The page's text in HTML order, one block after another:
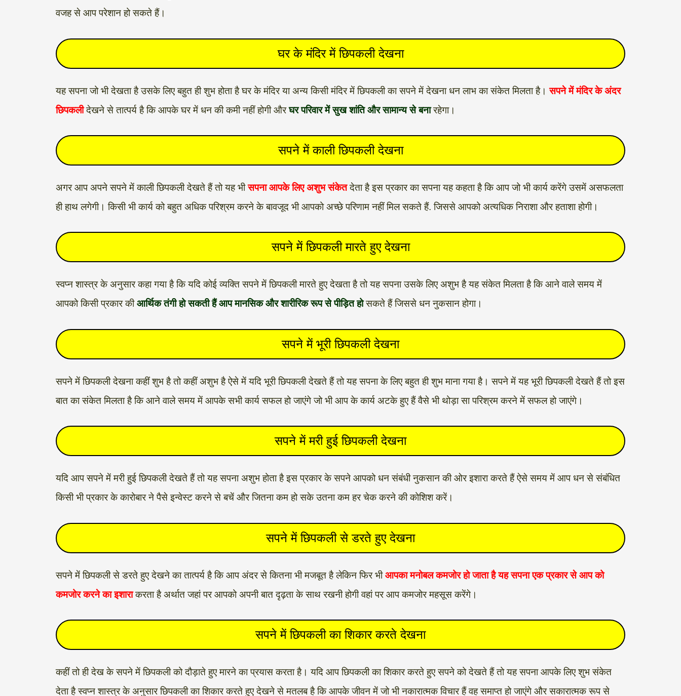
वजह से आप परेशान हो सकते हैं।
घर के मंदिर में छिपकली देखना
यह सपना जो भी देखता है उसके लिए बहुत ही शुभ होता है घर के मंदिर या अन्य किसी मंदिर में छिपकली का सपने में देखना धन लाभ का संकेत मिलता है। सपने में मंदिर के अंदर
छिपकलीदेखने से तात्पर्य है कि आपके घर में धन की कमी नहीं होगी औरघर परिवार में सुख शांति और सामान्य से बनारहेगा।
सपने में काली छिपकली देखना
अगर आप अपने सपने में काली छिपकली देखते हैं तो यह भीसपना आपके लिए अशुभ संकेतदेता है इस प्रकार का सपना यह कहता है कि आप जो भी कार्य करेंगे उसमें असफलता
ही हाथ लगेगी। किसी भी कार्य को बहुत अधिक परिश्रम करने के बावजूद भी आपको अच्छे परिणाम नहीं मिल सकते हैं. जिससे आपको अत्यधिक निराशा और हताशा होगी।
सपने में छिपकली मारते हुए देखना
स्वप्न शास्त्र के अनुसार कहा गया है कि यदि कोई व्यक्ति सपने में छिपकली मारते हुए देखता है तो यह सपना उसके लिए अशुभ है यह संकेत मिलता है कि आने वाले समय में
आपको किसी प्रकार कीआर्थिक तंगी हो सकती हैं आप मानसिक और शारीरिक रूप से पीड़ित होसकते हैं जिससे धन नुकसान होगा।
सपने में भूरी छिपकली देखना
सपने में छिपकली देखना कहीं शुभ है तो कहीं अशुभ है ऐसे में यदि भूरी छिपकली देखते हैं तो यह सपना के लिए बहुत ही शुभ माना गया है। सपने में यह भूरी छिपकली देखते हैं तो इस
बात का संकेत मिलता है कि आने वाले समय में आपके सभी कार्य सफल हो जाएंगे जो भी आप के कार्य अटके हुए हैं वैसे भी थोड़ा सा परिश्रम करने में सफल हो जाएंगे।
सपने में मरी हुई छिपकली देखना
यदि आप सपने में मरी हुई छिपकली देखते हैं तो यह सपना अशुभ होता है इस प्रकार के सपने आपको धन संबंधी नुकसान की ओर इशारा करते हैं ऐसे समय में आप धन से संबंधित
किसी भी प्रकार के कारोबार ने पैसे इन्वेस्ट करने से बचें और जितना कम हो सके उतना कम हर चेक करने की कोशिश करें।
सपने में छिपकली से डरते हुए देखना
सपने में छिपकली से डरते हुए देखने का तात्पर्य है कि आप अंदर से कितना भी मजबूत है लेकिन फिर भीआपका मनोबल कमजोर हो जाता है यह सपना एक प्रकार से आप को
कमजोर करने का इशाराकरता है अर्थात जहां पर आपको अपनी बात दृढ़ता के साथ रखनी होगी वहां पर आप कमजोर महसूस करेंगे।
सपने में छिपकली का शिकार करते देखना
कहीं तो ही देख के सपने में छिपकली को दौड़ाते हुए मारने का प्रयास करता है। यदि आप छिपकली का शिकार करते हुए सपने को देखते हैं तो यह सपना आपके लिए शुभ संकेत
देता है स्वप्न शास्त्र के अनुसार छिपकली का शिकार करते हुए देखने से मतलब है कि आपके जीवन में जो भी नकारात्मक विचार हैं वह समाप्त हो जाएंगे और सकारात्मक रूप से